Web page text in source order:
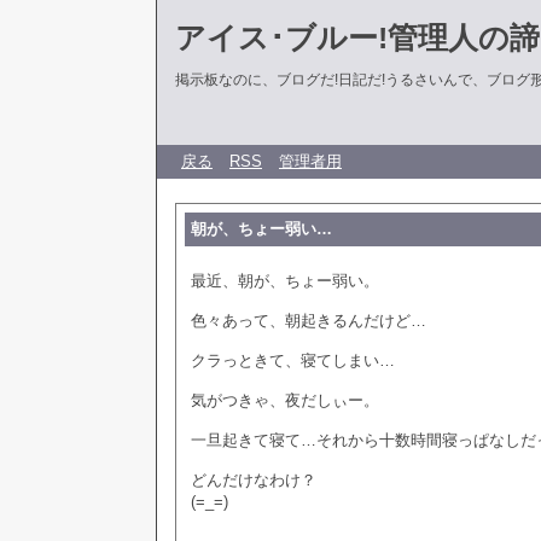
アイス･ブルー!管理人の
掲示板なのに、ブログだ!日記だ!うるさいんで、ブログ
戻る RSS 管理者用
朝が、ちょー弱い…
最近、朝が、ちょー弱い。
色々あって、朝起きるんだけど…
クラっときて、寝てしまい…
気がつきゃ、夜だしぃー。
一旦起きて寝て…それから十数時間寝っぱなしだ
どんだけなわけ？
(=_=)